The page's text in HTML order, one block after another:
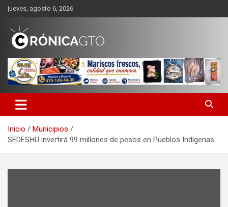
Saltar
contenido
jueves, agosto 6, 2026
CRONICA GUANAJUATO
Inicio
Municipios
SEDESHU invertirá 99 millones de pesos en Pueblos Indígenas